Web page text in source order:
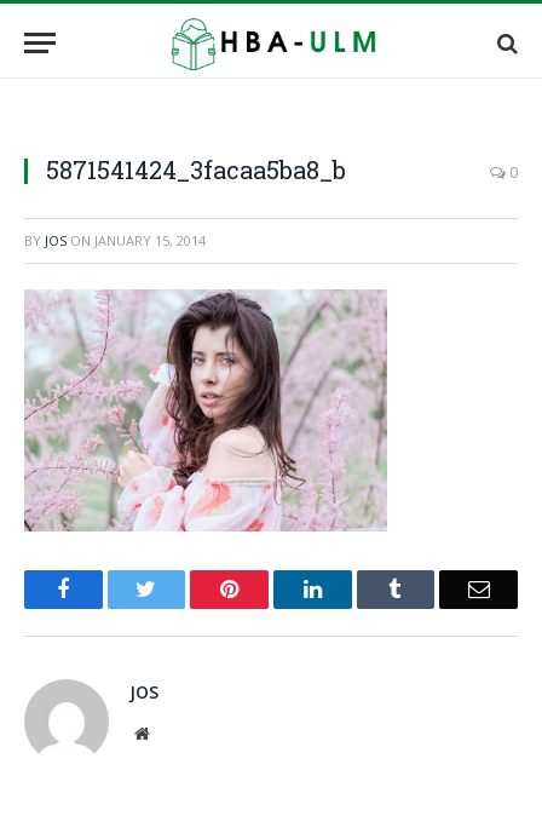
5871541424_3facaa5ba8_b 0
BY JOS ON JANUARY 15, 2014
Facebook Pinterest LinkedIn Email
JOS
Website